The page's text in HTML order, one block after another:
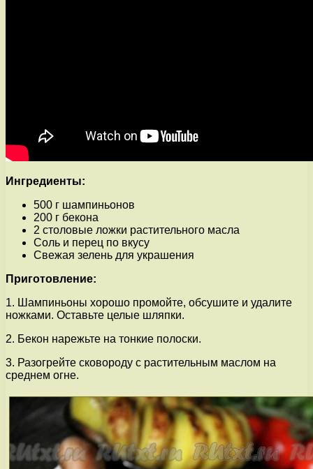
Ингредиенты:
500 г шампиньонов
200 г бекона
2 столовые ложки растительного масла
Соль и перец по вкусу
Свежая зелень для украшения
Приготовление:
1. Шампиньоны хорошо промойте, обсушите и удалите
ножками. Оставьте целые шляпки.
2. Бекон нарежьте на тонкие полоски.
3. Разогрейте сковороду с растительным маслом на
среднем огне.